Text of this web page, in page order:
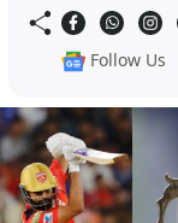
Follow Us